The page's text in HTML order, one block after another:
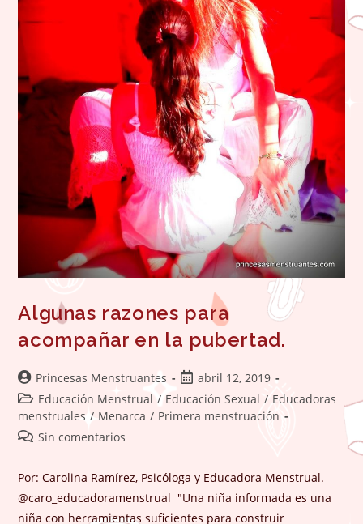
Algunas razones para
acompañar en la pubertad.
Autor
de
la
entrada:
Princesas Menstruantes
Publicación
de
la
abril 12, 2019
Categoría
de
la
Educación Menstrual / Educación Sexual / Educadoras
menstruales / Menarca / Primera menstruación
Comentarios
entrada:
Sin comentarios
Por: Carolina Ramírez, Psicóloga y Educadora Menstrual.
@caro_educadoramenstrual "Una niña informada es una
niña con herramientas suficientes para construir